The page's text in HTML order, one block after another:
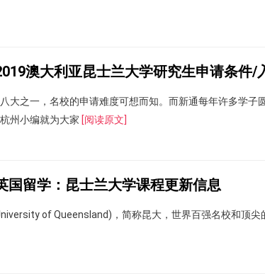
澳大利亚昆士兰大学研究生申请条件/
大之一，名校的申请难度可想而知。而新通每年许多学
州小编就为大家 [阅读原文]
国留学：昆士兰大学课程更新信息
of Queensland)，简称昆大，世界百强名校和顶